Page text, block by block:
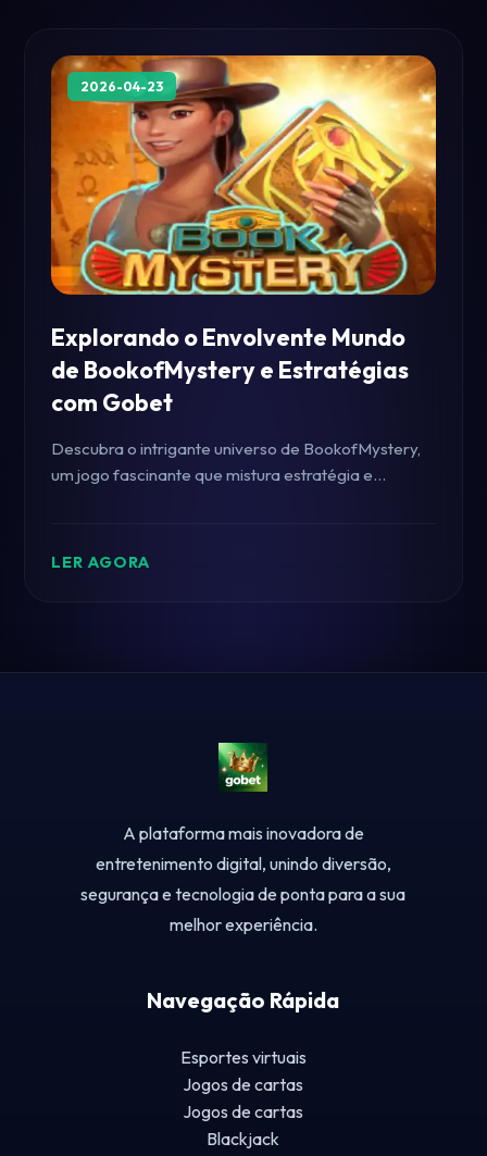
2026-04-23
Explorando o Envolvente Mundo
de BookofMystery e Estratégias
com Gobet
Descubra o intrigante universo de BookofMystery,
um jogo fascinante que mistura estratégia e
LER AGORA
A plataforma mais inovadora de
entretenimento digital, unindo diversão,
segurança e tecnologia de ponta para a sua
melhor experiência.
Navegação Rápida
Esportes virtuais
Jogos de cartas
Jogos de cartas
Blackjack